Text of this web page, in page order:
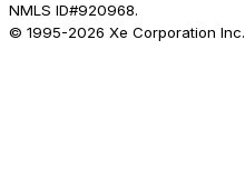
NMLS ID#920968.
© 1995-2026 Xe Corporation Inc.